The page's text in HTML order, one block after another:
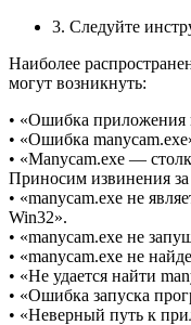
3. Следуйте
Наиболее
могут возникнуть:
• «Ошибка приложения
• «Ошибка
• «Manycam.exe —
Приносим извинения за
• «manycam.exe не
Win32».
• «manycam.exe не
• «manycam.exe не
• «Не удается найти
• «Ошибка запуска
• «Неверный путь к